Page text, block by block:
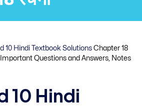
10 Hindi Textbook Solutions Chapter 18
Important Questions and Answers, Notes
10 Hindi